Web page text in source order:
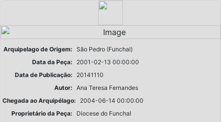
Arquipelago de Origem: São Pedro (Funchal)
Data da Peça:
2001-02-13 00:00:00
Data de Publicação:
20141110
Autor: Ana Teresa Fernandes
Chegada ao Arquipélago:
2004-06-14 00:00:00
Proprietário da Peça:
Diocese do Funchal